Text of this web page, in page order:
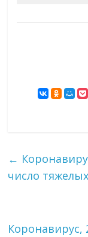
←
число
Коронавирус,